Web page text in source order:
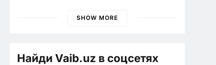
SHOW MORE
Найди Vaib.uz в соцсетях